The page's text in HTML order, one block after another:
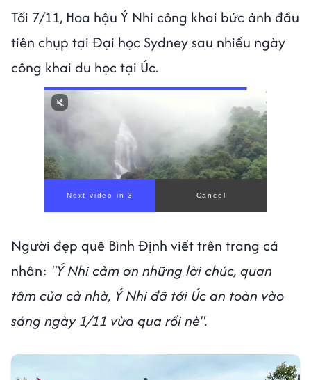
Tối 7/11, Hoa hậu Ý Nhi công khai bức ảnh đầu
tiên chụp tại Đại học Sydney sau nhiều ngày
công khai du học tại Úc.
Người đẹp quê Bình Định viết trên trang cá
nhân: "Ý Nhi cảm ơn những lời chúc, quan
tâm của cả nhà, Ý Nhi đã tới Úc an toàn vào
sáng ngày 1/11 vừa qua rồi nè".